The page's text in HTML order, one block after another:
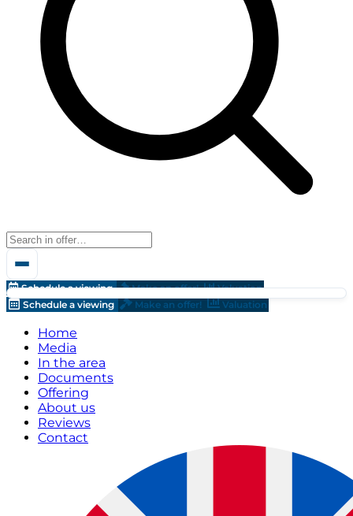
Schedule a viewing Make an offer!
Valuation
Schedule a viewing
Make an offer! Valuation
Home
Media
In the area
Documents
Offering
About us
Reviews
Contact